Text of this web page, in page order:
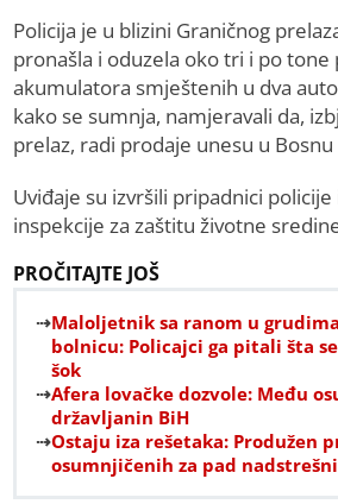
Policija je u blizini Graničnog
pronašla i oduzela oko tri i po tone
akumulatora smještenih u dva
kako se sumnja, namjeravali da,
prelaz, radi prodaje unesu u
Uviđaje su izvršili pripadnici
inspekcije za zaštitu životne
PROČITAJTE JOŠ
Maloljetnik sa ranom u
bolnicu: Policajci ga pitali šta
šok
Afera lovačke dozvole: Među
državljanin BiH
Ostaju iza rešetaka: Produžen
osumnjičenih za pad